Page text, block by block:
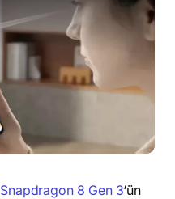
Snapdragon 8 Gen 3‘ün